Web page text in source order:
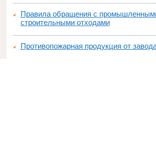
Правила обращения с
строительными отходами
Противопожарная продукция от